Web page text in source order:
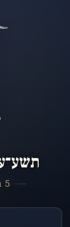
5 באוגוסט 2007 – 2026